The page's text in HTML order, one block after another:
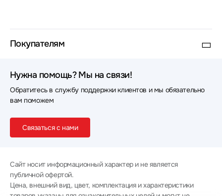
Покупателям
Нужна помощь? Мы на связи!
Обратитесь в службу поддержки клиентов и мы обязательно
вам поможем
Связаться с нами
Сайт носит информационный характер и не является
публичной офертой.
Цена, внешний вид, цвет, комплектация и характеристики